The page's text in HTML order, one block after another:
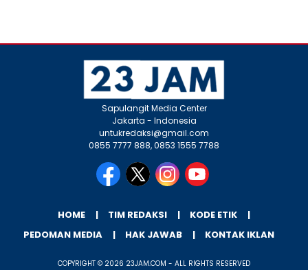
Sapulangit Media Center
Jakarta - Indonesia
untukredaksi@gmail.com
0855 7777 888, 0853 1555 7788
HOME TIM REDAKSI
KODE ETIK
PEDOMAN MEDIA
HAK JAWAB KONTAK IKLAN
COPYRIGHT © 2026 23JAM.COM - ALL RIGHTS RESERVED